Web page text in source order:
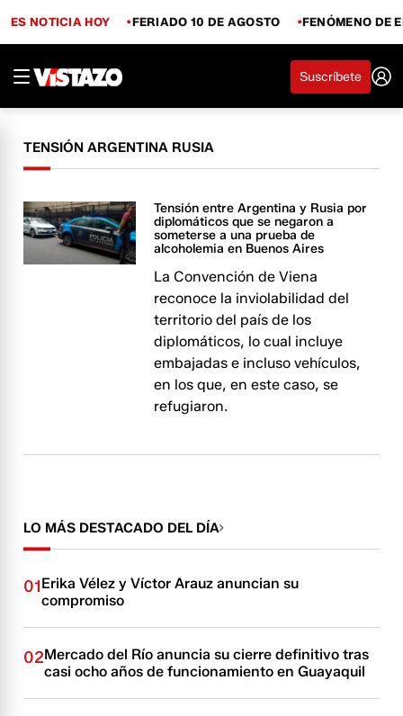
ES NOTICIA HOY FERIADO 10 DE AGOSTO FENÓMENO DE
Suscríbete
TENSIÓN ARGENTINA RUSIA
Tensión entre Argentina y Rusia por
diplomáticos que se negaron a
someterse a una prueba de
alcoholemia en Buenos Aires
La Convención de Viena
reconoce la inviolabilidad del
territorio del país de los
diplomáticos, lo cual incluye
embajadas e incluso vehículos,
en los que, en este caso, se
refugiaron.
LO MÁS DESTACADO DEL DÍA
01Erika Vélez y Víctor Arauz anuncian su
compromiso
02Mercado del Río anuncia su cierre definitivo tras
casi ocho años de funcionamiento en Guayaquil